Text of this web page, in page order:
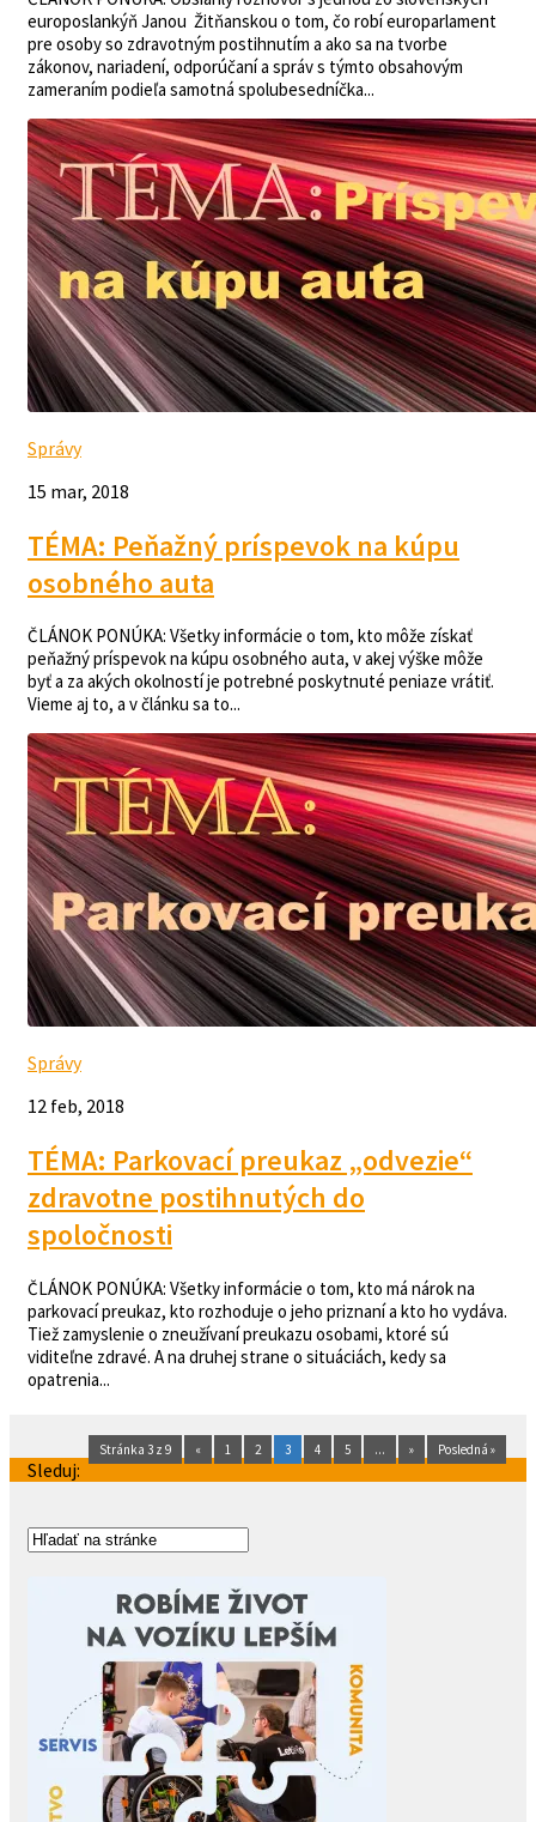
europoslankýň Janou Žitňanskou o tom, čo robí europarlament
pre osoby so zdravotným postihnutím a ako sa na tvorbe
zákonov, nariadení, odporúčaní a správ s týmto obsahovým
zameraním podieľa samotná spolubesedníčka...
Správy
15 mar, 2018
TÉMA: Peňažný príspevok na kúpu
osobného auta
ČLÁNOK PONÚKA: Všetky informácie o tom, kto môže získať
peňažný príspevok na kúpu osobného auta, v akej výške môže
byť a za akých okolností je potrebné poskytnuté peniaze vrátiť.
Vieme aj to, a v článku sa to...
Správy
12 feb, 2018
TÉMA: Parkovací preukaz „odvezie“
zdravotne postihnutých do
spoločnosti
ČLÁNOK PONÚKA: Všetky informácie o tom, kto má nárok na
parkovací preukaz, kto rozhoduje o jeho priznaní a kto ho vydáva.
Tiež zamyslenie o zneužívaní preukazu osobami, ktoré sú
viditeľne zdravé. A na druhej strane o situáciách, kedy sa
opatrenia...
Stránka 3 z 9 « 1 2 3 4 5 ... » Posledná »
Sleduj: